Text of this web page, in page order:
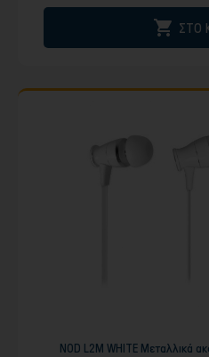
 ΣΤΟ
NOD L2M WHITE Mεταλλικά